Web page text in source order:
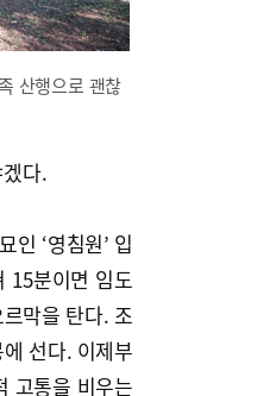
산행으로 괜찮
다.
인 ‘영침원’ 입
15분이면 임도
막을 탄다. 조
선다. 이제부
고통을 비우는